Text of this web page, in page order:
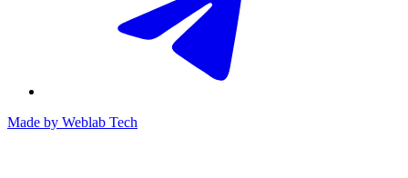
Made by Weblab Tech